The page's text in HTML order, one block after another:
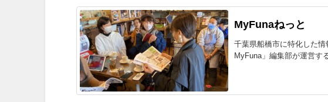
MyFunaねっと
千葉県船橋市に特化した
MyFuna」編集部が運営す